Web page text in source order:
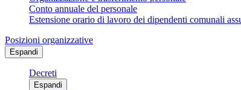
Conto annuale del personale
Estensione orario di lavoro dei dipendenti comunali
Posizioni organizzative
Espandi
Decreti
Espandi